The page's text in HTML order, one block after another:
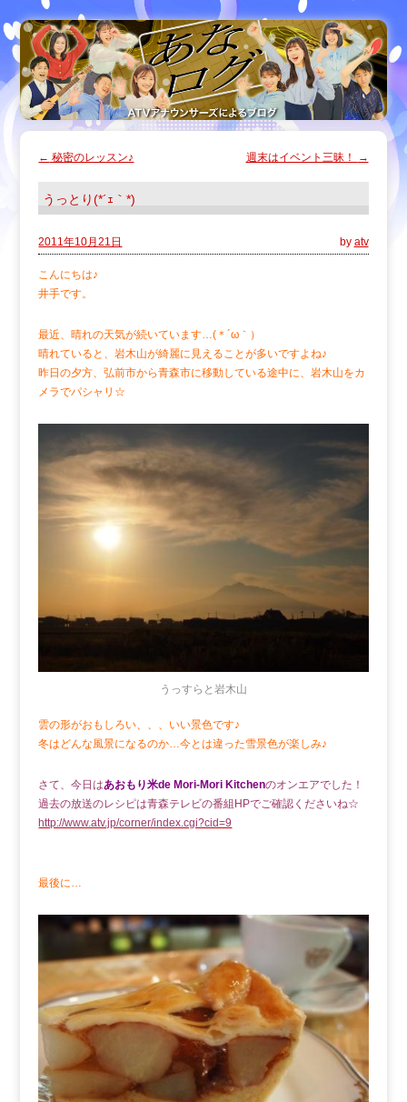
← 秘密のレッスン♪ 週末はイベント三昧！ →
うっとり(*´ｪ｀*)
2011年10月21日 by atv
こんにちは♪
井手です。
最近、晴れの天気が続いています…(＊´ω｀）
晴れていると、岩木山が綺麗に見えることが多いですよね♪
昨日の夕方、弘前市から青森市に移動している途中に、岩木山をカ
メラでパシャリ☆
うっすらと岩木山
雲の形がおもしろい、、、いい景色です♪
冬はどんな風景になるのか…今とは違った雪景色が楽しみ♪
さて、今日はあおもり米de Mori-Mori Kitchenのオンエアでした！
過去の放送のレシピは青森テレビの番組HPでご確認くださいね☆
http://www.atv.jp/corner/index.cgi?cid=9
最後に…